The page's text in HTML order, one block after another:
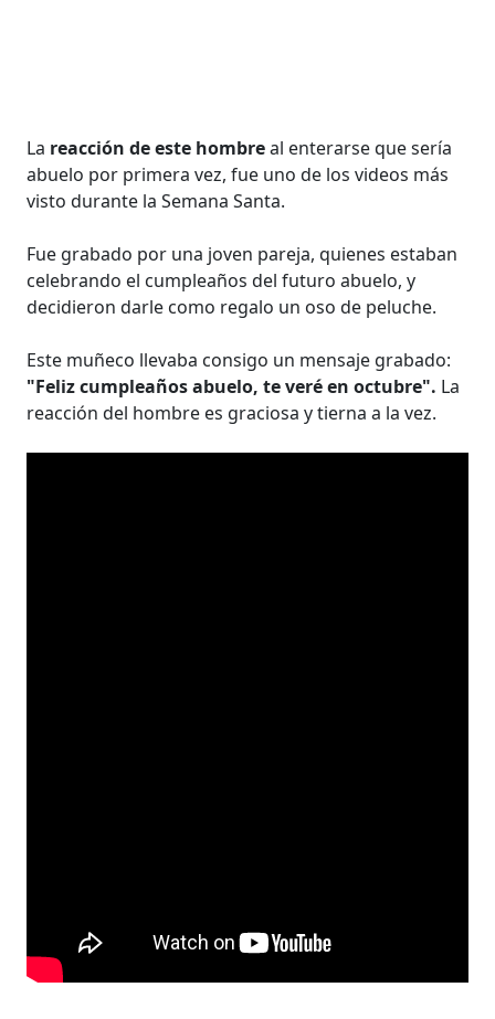
La reacción de este hombreal enterarse que sería
abuelo por primera vez, fue uno de los videos más
visto durante la Semana Santa.
Fue grabado por una joven pareja, quienes estaban
celebrando el cumpleaños del futuro abuelo, y
decidieron darle como regalo un oso de peluche.
Este muñeco llevaba consigo un mensaje grabado:
"Feliz cumpleaños abuelo, te veré en octubre". La
reacción del hombre es graciosa y tierna a la vez.